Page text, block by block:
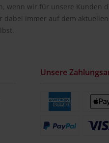
wenn wir für unsere Kunden
dabei immer auf dem
Unsere